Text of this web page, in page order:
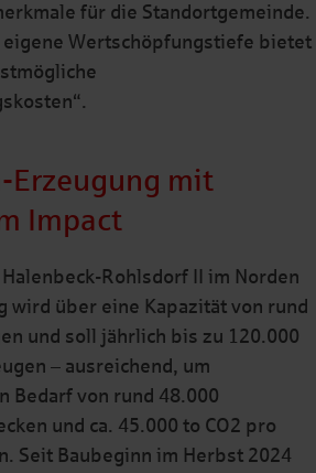
für die Standortgemeinde.
eigene Wertschöpfungstiefe bietet
Erzeugung mit
Impact
Rohlsdorf II im Norden
wird über eine Kapazität von rund
und soll jährlich bis zu 120.000
– ausreichend, um
Bedarf von rund 48.000
und ca. 45.000 to CO2 pro
Seit Baubeginn im Herbst 2024